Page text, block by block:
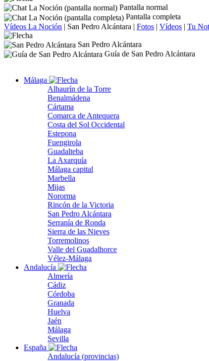
Pantalla normal
Pantalla completa
Vídeos La Noción | San Pedro Alcántara | Fotos | Vídeos | Tu
San Pedro Alcántara
Guía de San Pedro Alcántara
Málaga
Alhaurín de la Torre
Benalmádena
Cártama
Comarca de Antequera
Costa del Sol Occidental
Estepona
Fuengirola
Guadalteba
La Axarquía
Málaga capital
Marbella
Mijas
Nororma
Rincón de la Victoria
San Pedro Alcántara
Serranía de Ronda
Sierra de las Nieves
Torremolinos
Valle del Guadalhorce
Vélez-Málaga
Andalucía
Almería
Cádiz
Córdoba
Granada
Huelva
Jaén
Málaga
Sevilla
España
Andalucía (provincias)